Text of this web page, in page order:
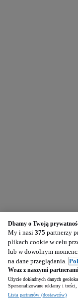
Dbamy o Twoją
My i nasi 375 partnerzy
plikach cookie w celu
lub w dowolnym
na dane przeglądania.
Wraz z naszymi
Użycie dokładnych danych
Spersonalizowane reklamy i
Lista partnerów (dostawców)